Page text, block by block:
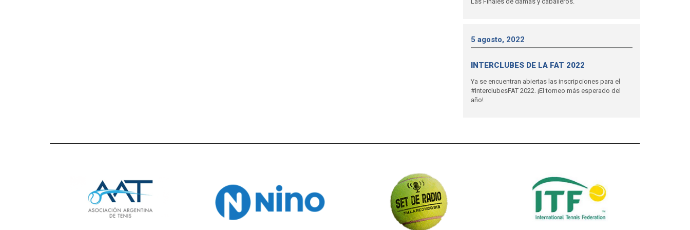
5 agosto, 2022
INTERCLUBES DE LA FAT 2022
Ya se encuentran abiertas las inscripciones para el
#InterclubesFAT 2022. ¡El torneo más esperado del
año!